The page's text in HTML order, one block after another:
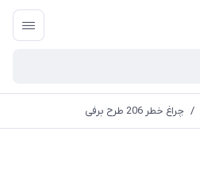
/ چراغ خطر 206 طرح برفی